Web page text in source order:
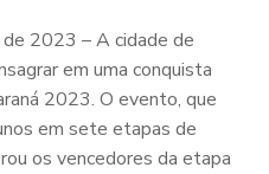
2023 – A cidade de
em uma conquista
2023. O evento, que
em sete etapas de
os vencedores da etapa